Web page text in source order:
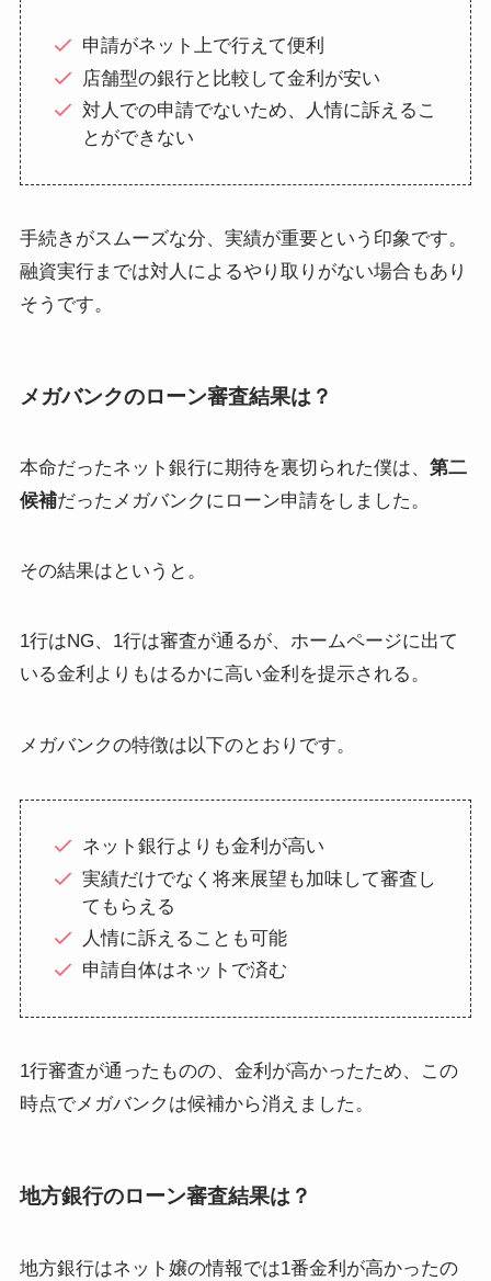
申請がネット上で行えて便利
店舗型の銀行と比較して金利が安い
対人での申請でないため、人情に訴えるこ
とができない
手続きがスムーズな分、実績が重要という印象です。
融資実行までは対人によるやり取りがない場合もあり
そうです。
メガバンクのローン審査結果は？
本命だったネット銀行に期待を裏切られた僕は、 第二
候補だったメガバンクにローン申請をしました。
その結果はというと。
1行はNG、 1行は審査が通るが、ホームページに出て
いる金利よりもはるかに高い金利を提示される。
メガバンクの特徴は以下のとおりです。
ネット銀行よりも金利が高い
実績だけでなく将来展望も加味して審査し
てもらえる
人情に訴えることも可能
申請自体はネットで済む
1行審査が通ったものの、金利が高かったため、この
時点でメガバンクは候補から消えました。
地方銀行のローン審査結果は？
地方銀行はネット嬢の情報では1番金利が高かったの